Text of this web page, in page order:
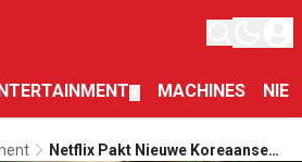
MACHINES
Netflix Pakt Nieuwe Koreaanse